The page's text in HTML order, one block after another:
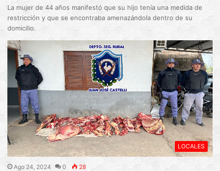
La mujer de 44 años manifestó que su hijo tenía una medida de
restricción y que se encontraba amenazándola dentro de su
domicilio.
LOCALES
Ago 24, 2024 0 28